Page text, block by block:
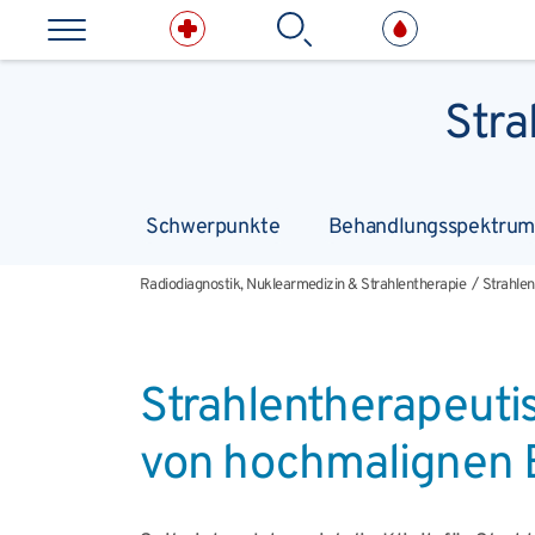
Direkt zum Inhalt springen
Schwerpunkte Behandlungsspektrum
Kliniken & medizinische
Radiodiagnostik, Nuklearmedizin & Strahlentherapie
Radiodiagnostik, Nuklearmedizin & Strahlentherapie
von hochmalignen